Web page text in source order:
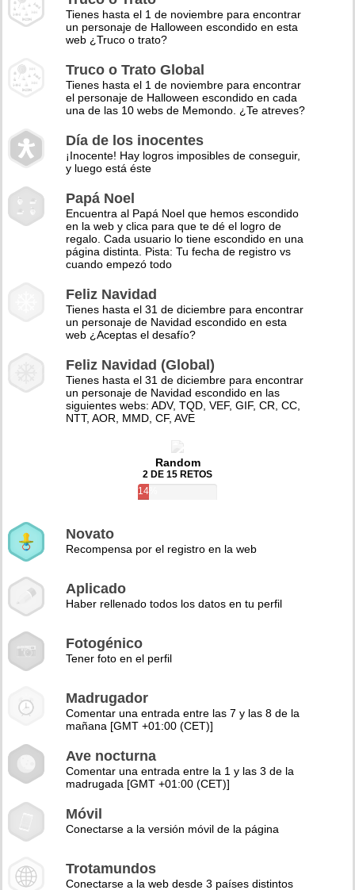
Tienes hasta el 1 de noviembre para encontrar
un personaje de Halloween escondido en esta
web ¿Truco o trato?
Truco o Trato Global
Tienes hasta el 1 de noviembre para encontrar
el personaje de Halloween escondido en cada
una de las 10 webs de Memondo. ¿Te atreves?
Día de los inocentes
¡Inocente! Hay logros imposibles de conseguir,
y luego está éste
Papá Noel
Encuentra al Papá Noel que hemos escondido
en la web y clica para que te dé el logro de
regalo. Cada usuario lo tiene escondido en una
página distinta. Pista: Tu fecha de registro vs
cuando empezó todo
Feliz Navidad
Tienes hasta el 31 de diciembre para encontrar
un personaje de Navidad escondido en esta
web ¿Aceptas el desafío?
Feliz Navidad (Global)
Tienes hasta el 31 de diciembre para encontrar
un personaje de Navidad escondido en las
siguientes webs: ADV, TQD, VEF, GIF, CR, CC,
NTT, AOR, MMD, CF, AVE
Random
2 DE 15 RETOS
14%
Novato
Recompensa por el registro en la web
Aplicado
Haber rellenado todos los datos en tu perfil
Fotogénico
Tener foto en el perfil
Madrugador
Comentar una entrada entre las 7 y las 8 de la
mañana [GMT +01:00 (CET)]
Ave nocturna
Comentar una entrada entre la 1 y las 3 de la
madrugada [GMT +01:00 (CET)]
Móvil
Conectarse a la versión móvil de la página
Trotamundos
Conectarse a la web desde 3 países distintos